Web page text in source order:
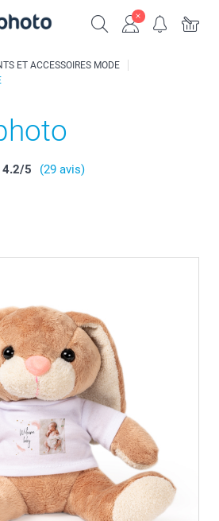
ET ACCESSOIRES MODE
4.2/5 (29 avis)